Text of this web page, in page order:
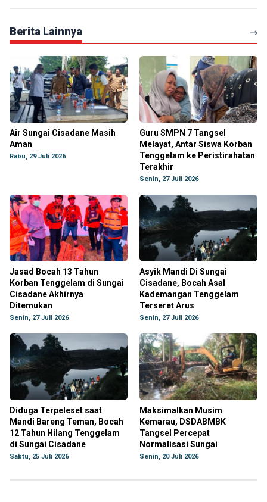
Berita Lainnya
Air Sungai Cisadane Masih
Aman
Rabu, 29 Juli 2026
Guru SMPN 7 Tangsel
Melayat, Antar Siswa Korban
Tenggelam ke Peristirahatan
Terakhir
Senin, 27 Juli 2026
Jasad Bocah 13 Tahun
Korban Tenggelam di Sungai
Cisadane Akhirnya
Ditemukan
Senin, 27 Juli 2026
Asyik Mandi Di Sungai
Cisadane, Bocah Asal
Kademangan Tenggelam
Terseret Arus
Senin, 27 Juli 2026
Diduga Terpeleset saat
Mandi Bareng Teman, Bocah
12 Tahun Hilang Tenggelam
di Sungai Cisadane
Sabtu, 25 Juli 2026
Maksimalkan Musim
Kemarau, DSDABMBK
Tangsel Percepat
Normalisasi Sungai
Senin, 20 Juli 2026